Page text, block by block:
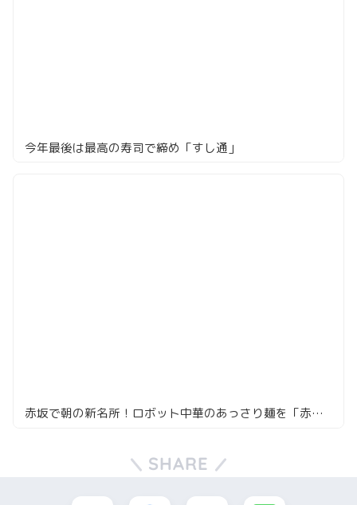
今年最後は最高の寿司で締め「すし通」
赤坂で朝の新名所！ロボット中華のあっさり麺を「赤坂前」で
SHARE